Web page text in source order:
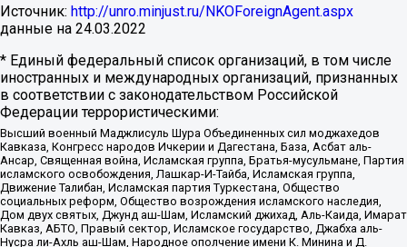
Источник: http://unro.minjust.ru/NKOForeignAgent.aspx
данные на 24.03.2022
* Единый федеральный список организаций, в том числе
иностранных и международных организаций, признанных
в соответствии с законодательством Российской
Федерации террористическими:
Высший военный Маджлисуль Шура Объединенных сил моджахедов
Кавказа, Конгресс народов Ичкерии и Дагестана, База, Асбат аль-
Ансар, Священная война, Исламская группа, Братья-мусульмане, Партия
исламского освобождения, Лашкар-И-Тайба, Исламская группа,
Движение Талибан, Исламская партия Туркестана, Общество
социальных реформ, Общество возрождения исламского наследия,
Дом двух святых, Джунд аш-Шам, Исламский джихад, Аль-Каида, Имарат
Кавказ, АБТО, Правый сектор, Исламское государство, Джабха аль-
Нусра ли-Ахль аш-Шам, Народное ополчение имени К. Минина и Д.